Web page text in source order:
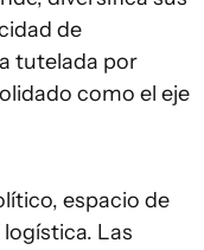
de
tutelada por
como el eje
espacio de
Las